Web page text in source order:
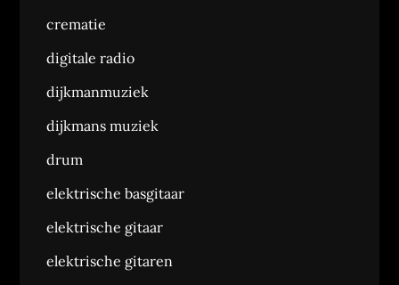
crematie
digitale radio
dijkmanmuziek
dijkmans muziek
drum
elektrische basgitaar
elektrische gitaar
elektrische gitaren